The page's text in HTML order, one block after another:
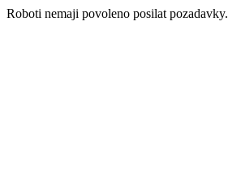
Roboti nemaji povoleno posilat pozadavky.